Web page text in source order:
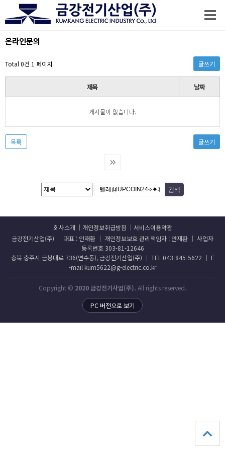
온라인문의
Total 0건 1 페이지 글쓰기
제목 날짜
게시물이 없습니다.
목록 글쓰기
회사소개 개인정보취급방침
서비스이용약관
금강전기산업(주) │ 대표 : 안재환 │ 개인정보보호 관리책임자 : 안재환 │ 사업자
등록번호 303-81-12646
충북 충주시 금봉대로 736(연수동), 금강전기산업(주) │ TEL 043-845-5622 │ E
-mail kum5622@g-electric.co.kr
Copyright © 2020 금강전기사업(주). All rights reserved.
PC 버전으로 보기